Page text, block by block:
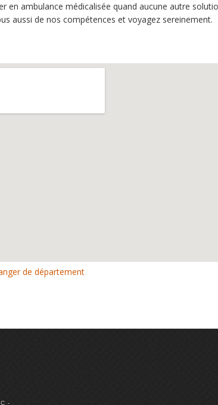
en ambulance médicalisée quand aucune autre
aussi de nos compétences et voyagez sereinement.
de département
-